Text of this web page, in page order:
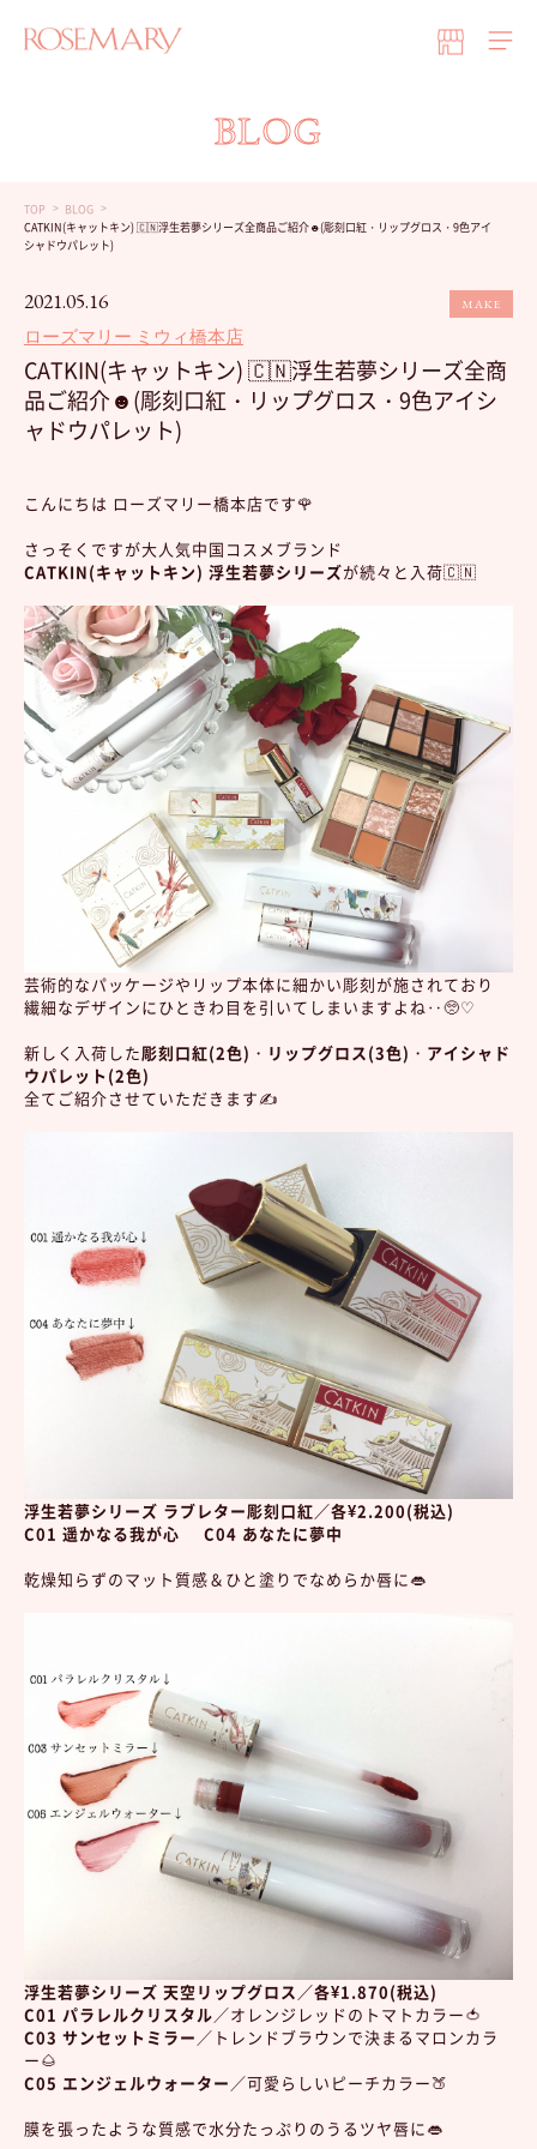
BLOG
TOP
BLOG
CATKIN(キャットキン) 🇨🇳浮生若夢シリーズ全商品ご紹介☻(彫刻口紅・リップグロス・9色アイ
シャドウパレット)
2021.05.16
ローズマリー ミウィ橋本店
MAKE
CATKIN(キャットキン) 🇨🇳浮生若夢シリーズ全商
品ご紹介☻(彫刻口紅・リップグロス・9色アイシ
ャドウパレット)
こんにちは ローズマリー橋本店です🌹
さっそくですが大人気中国コスメブランド
CATKIN(キャットキン) 浮生若夢シリーズが続々と入荷🇨🇳
芸術的なパッケージやリップ本体に細かい彫刻が施されており
繊細なデザインにひときわ目を引いてしまいますよね‥🥺♡
新しく入荷した彫刻口紅(2色) ・ リップグロス(3色) ・ アイシャド
ウパレット(2色)
全てご紹介させていただきます✍️
浮生若夢シリーズ ラブレター彫刻口紅／各¥2.200(税込)
C01 遥かなる我が心 C04 あなたに夢中
乾燥知らずのマット質感＆ひと塗りでなめらか唇に👄
浮生若夢シリーズ 天空リップグロス／各¥1.870(税込)
C01 パラレルクリスタル／オレンジレッドのトマトカラー🍅
C03 サンセットミラー ／トレンドブラウンで決まるマロンカラ
ー🌰
C05 エンジェルウォーター ／可愛らしいピーチカラー🍑
膜を張ったような質感で水分たっぷりのうるツヤ唇に👄